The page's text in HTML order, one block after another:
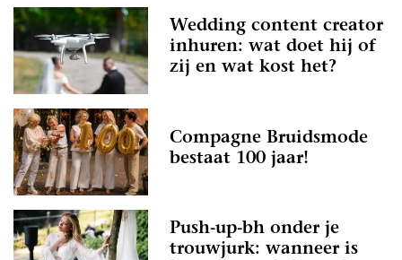
Wedding content creator
inhuren: wat doet hij of
zij en wat kost het?
Compagne Bruidsmode
bestaat 100 jaar!
Push-up-bh onder je
trouwjurk: wanneer is